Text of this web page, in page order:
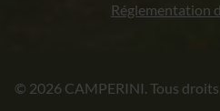
Réglementation
© 2026 CAMPERINI. Tous droits